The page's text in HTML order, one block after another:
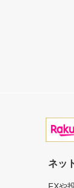
ネッ
FXや